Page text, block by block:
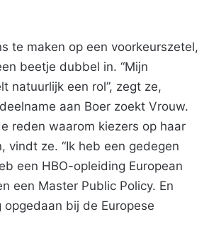
te maken op een voorkeurszetel,
beetje dubbel in. “Mijn
natuurlijk een rol”, zegt ze,
aan Boer zoekt Vrouw.
reden waarom kiezers op haar
vindt ze. “Ik heb een gedegen
een HBO-opleiding European
een Master Public Policy. En
bij de Europese